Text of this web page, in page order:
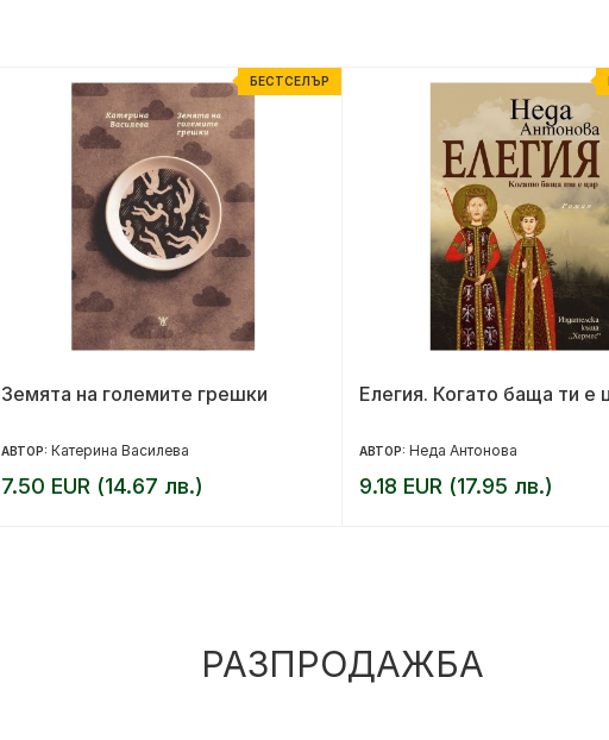
БЕСТСЕЛЪР
Земята на големите грешки
АВТОР: Катерина Василева
7.50 EUR (14.67 лв.)
Елегия. Когато баща ти е
АВТОР: Неда Антонова
9.18 EUR (17.95 лв.)
РАЗПРОДАЖБА